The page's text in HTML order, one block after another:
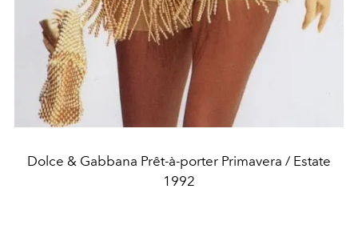
Dolce & Gabbana Prêt-à-porter Primavera / Estate
1992